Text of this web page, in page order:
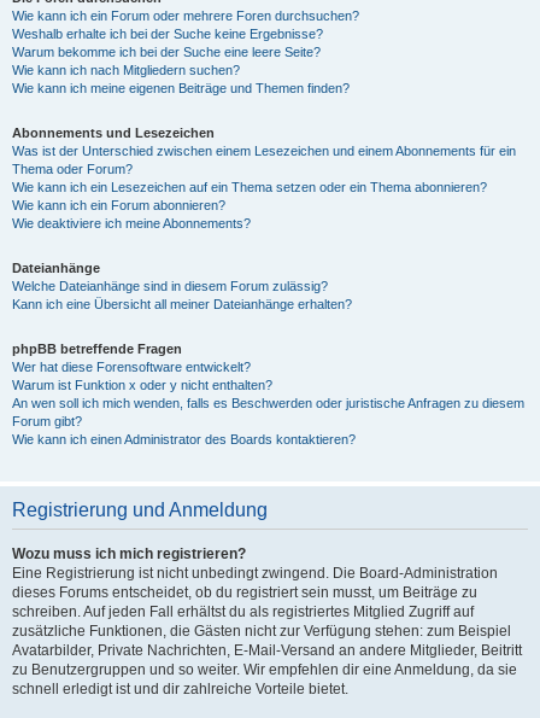
Wie kann ich ein Forum oder mehrere Foren durchsuchen?
Weshalb erhalte ich bei der Suche keine Ergebnisse?
Warum bekomme ich bei der Suche eine leere Seite?
Wie kann ich nach Mitgliedern suchen?
Wie kann ich meine eigenen Beiträge und Themen finden?
Abonnements und Lesezeichen
Was ist der Unterschied zwischen einem Lesezeichen und einem Abonnements für ein
Thema oder Forum?
Wie kann ich ein Lesezeichen auf ein Thema setzen oder ein Thema abonnieren?
Wie kann ich ein Forum abonnieren?
Wie deaktiviere ich meine Abonnements?
Dateianhänge
Welche Dateianhänge sind in diesem Forum zulässig?
Kann ich eine Übersicht all meiner Dateianhänge erhalten?
phpBB betreffende Fragen
Wer hat diese Forensoftware entwickelt?
Warum ist Funktion x oder y nicht enthalten?
An wen soll ich mich wenden, falls es Beschwerden oder juristische Anfragen zu diesem
Forum gibt?
Wie kann ich einen Administrator des Boards kontaktieren?
Registrierung und Anmeldung
Wozu muss ich mich registrieren?
Eine Registrierung ist nicht unbedingt zwingend. Die Board-Administration
dieses Forums entscheidet, ob du registriert sein musst, um Beiträge zu
schreiben. Auf jeden Fall erhältst du als registriertes Mitglied Zugriff auf
zusätzliche Funktionen, die Gästen nicht zur Verfügung stehen: zum Beispiel
Avatarbilder, Private Nachrichten, E-Mail-Versand an andere Mitglieder, Beitritt
zu Benutzergruppen und so weiter. Wir empfehlen dir eine Anmeldung, da sie
schnell erledigt ist und dir zahlreiche Vorteile bietet.